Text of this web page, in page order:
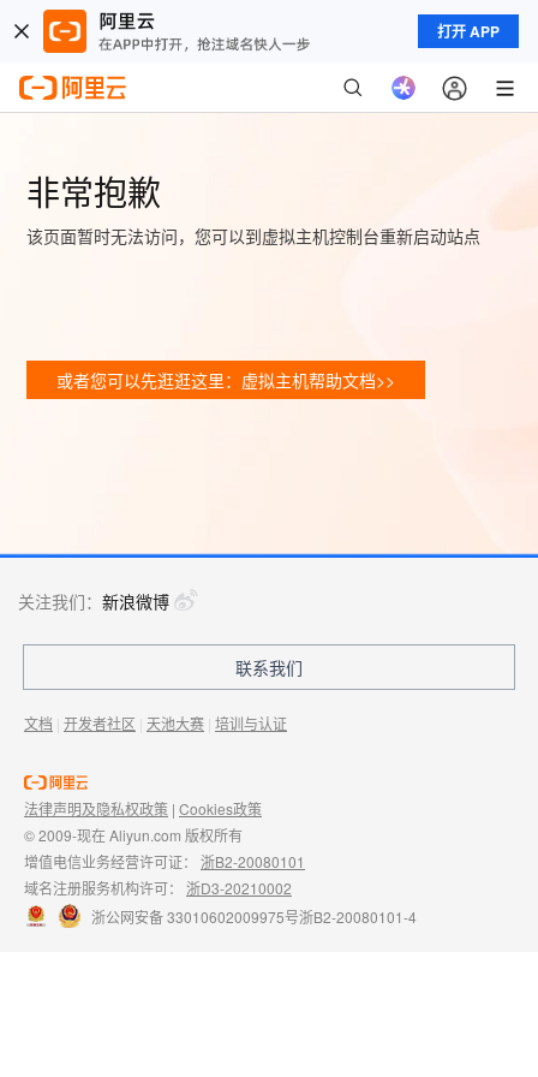
打开 APP
非常抱歉
该页面暂时无法访问，您可以到虚拟主机控制台重新启动站点
或者您可以先逛逛这里：虚拟主机帮助文档>>